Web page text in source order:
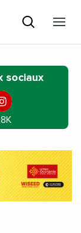
sociaux